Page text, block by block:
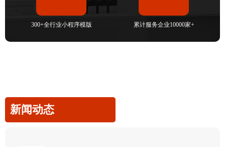
300+全行业小程序模版 累计服务企业10000家+
新闻动态